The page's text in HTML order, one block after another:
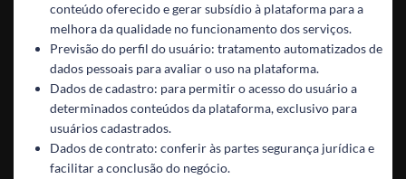
conteúdo oferecido e gerar subsídio à plataforma para a
melhora da qualidade no funcionamento dos serviços.
Previsão do perfil do usuário: tratamento automatizados de
dados pessoais para avaliar o uso na plataforma.
Dados de cadastro: para permitir o acesso do usuário a
determinados conteúdos da plataforma, exclusivo para
usuários cadastrados.
Dados de contrato: conferir às partes segurança jurídica e
facilitar a conclusão do negócio.